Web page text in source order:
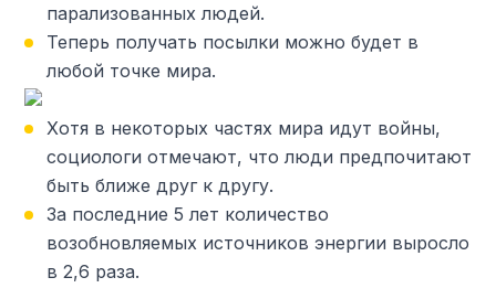
парализованных людей.
Теперь получать посылки можно будет в
любой точке мира.
Хотя в некоторых частях мира идут войны,
социологи отмечают, что люди предпочитают
быть ближе друг к другу.
За последние 5 лет количество
возобновляемых источников энергии выросло
в 2,6 раза.